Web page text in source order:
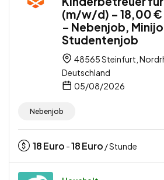
(m/w/d) – 18,00 €
– Nebenjob,
Studentenjob
48565 Steinfurt,
Deutschland
05/08/2026
Nebenjob
18Euro -18Euro / Stunde